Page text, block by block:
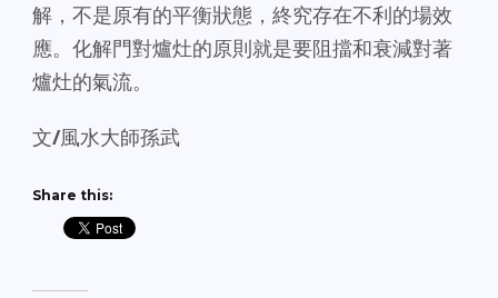
解，不是原有的平衡狀態，終究存在不利的場效
應。化解門對爐灶的原則就是要阻擋和衰減對著
爐灶的氣流。
文/風水大師孫武
Share this: